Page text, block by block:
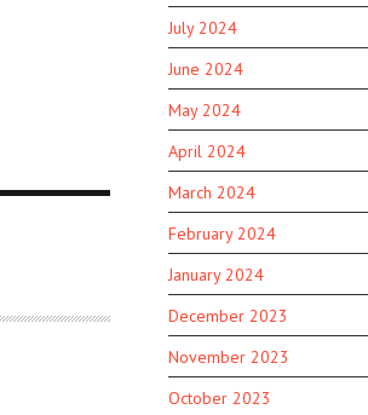
July 2024
June 2024
May 2024
April 2024
March 2024
February 2024
January 2024
December 2023
November 2023
October 2023